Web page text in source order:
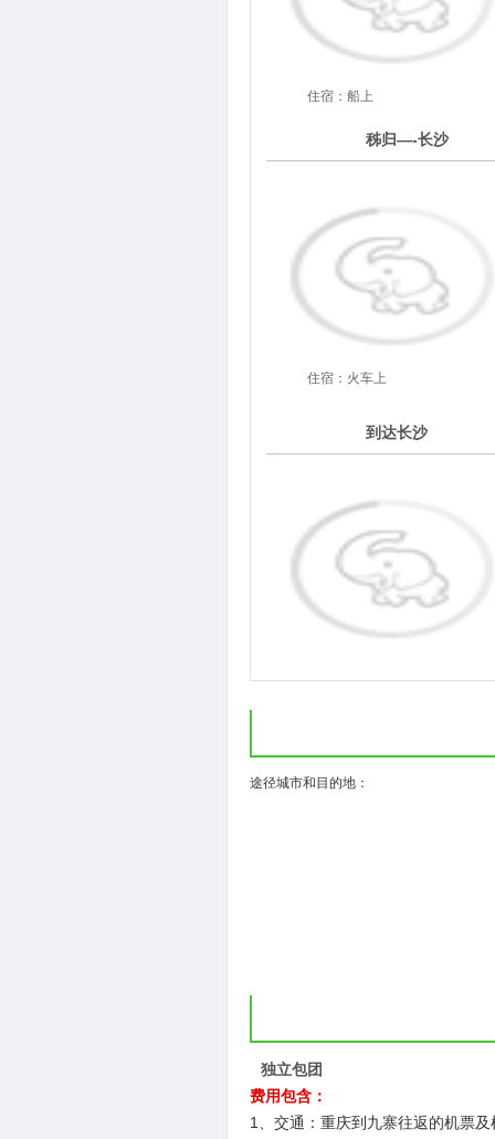
住宿：船上
秭归—-长沙
住宿：火车上
到达长沙
途径城市和目的地：
独立包团
费用包含：
1、交通：重庆到九寨往返的机票